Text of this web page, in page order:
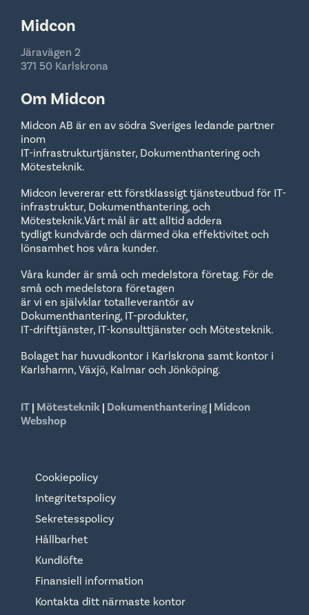
Midcon
Järavägen 2
371 50 Karlskrona
Om Midcon
Midcon AB är en av södra Sveriges ledande partner
inom
IT-infrastrukturtjänster, Dokumenthantering och
Mötesteknik.
Midcon levererar ett förstklassigt tjänsteutbud för IT-
infrastruktur, Dokumenthantering, och
Mötesteknik.Vårt mål är att alltid addera
tydligt kundvärde och därmed öka effektivitet och
lönsamhet hos våra kunder.
Våra kunder är små och medelstora företag. För de
små och medelstora företagen
är vi en självklar totalleverantör av
Dokumenthantering, IT-produkter,
IT-drifttjänster, IT-konsulttjänster och Mötesteknik.
Bolaget har huvudkontor i Karlskrona samt kontor i
Karlshamn, Växjö, Kalmar och Jönköping.
IT | Mötesteknik | Dokumenthantering| Midcon
Webshop
Cookiepolicy
Integritetspolicy
Sekretesspolicy
Hållbarhet
Kundlöfte
Finansiell information
Kontakta ditt närmaste kontor